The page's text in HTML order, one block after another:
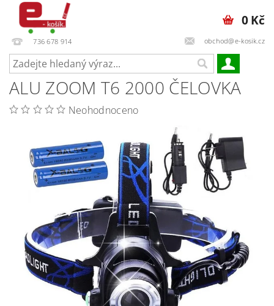
736 678 914 obchod@e-kosik.cz
0 Kč
ALU ZOOM T6 2000 ČELOVKA
Neohodnoceno